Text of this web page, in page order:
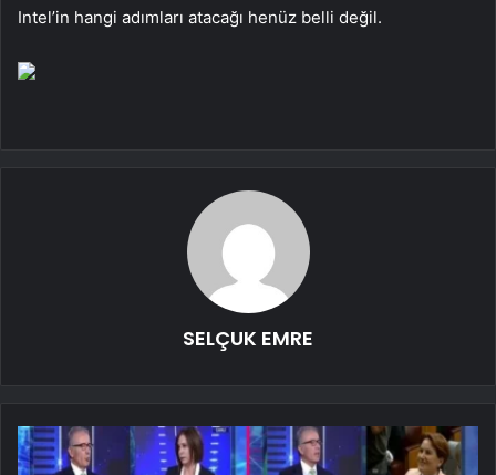
Intel’in hangi adımları atacağı henüz belli değil.
SELÇUK EMRE